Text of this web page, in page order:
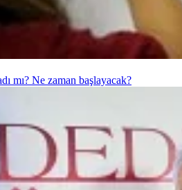
mı? Ne zaman başlayacak?